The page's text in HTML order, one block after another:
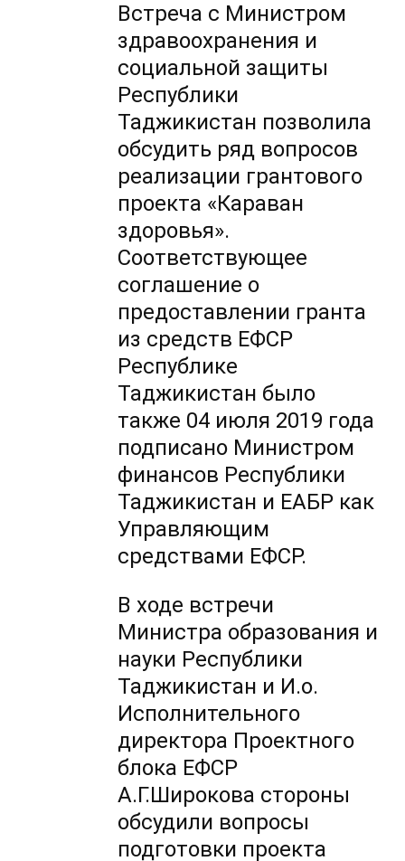
Встреча с Министром
здравоохранения и
социальной защиты
Республики
Таджикистан позволила
обсудить ряд вопросов
реализации грантового
проекта «Караван
здоровья».
Соответствующее
соглашение о
предоставлении гранта
из средств ЕФСР
Республике
Таджикистан было
также 04 июля 2019 года
подписано Министром
финансов Республики
Таджикистан и ЕАБР как
Управляющим
средствами ЕФСР.
В ходе встречи
Министра образования и
науки Республики
Таджикистан и И.о.
Исполнительного
директора Проектного
блока ЕФСР
А.Г.Широкова стороны
обсудили вопросы
подготовки проекта